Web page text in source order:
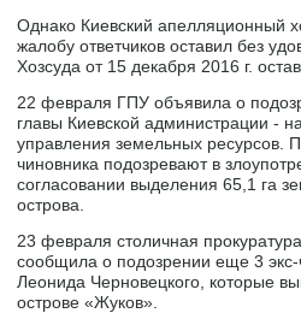
Однако Киевский апелляционный
жалобу ответчиков оставил без
Хозсуда от 15 декабря 2016 г.
22 февраля ГПУ объявила о
главы Киевской администрации -
управления земельных ресурсов.
чиновника подозревают в
согласовании выделения 65,1 га
острова.
23 февраля столичная
сообщила о подозрении еще 3
Леонида Черновецкого, которые
острове «Жуков».